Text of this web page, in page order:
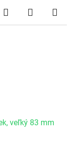
Hľadať
veľký 83 mm